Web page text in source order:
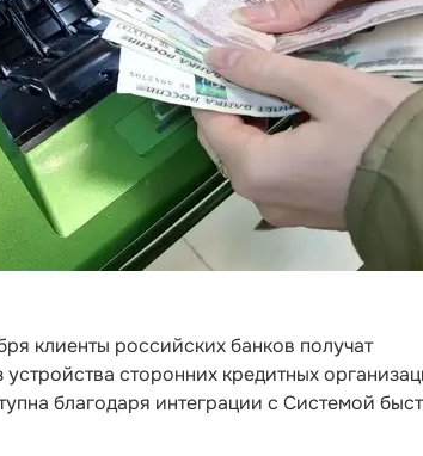
клиенты российских банков получат
сторонних кредитных
благодаря интеграции с Системой